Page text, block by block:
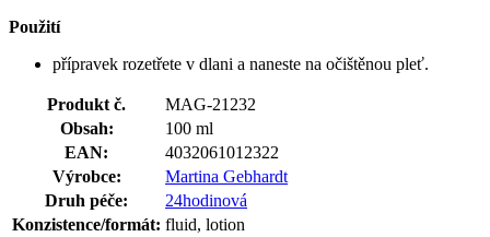
Použití
přípravek rozetřete v dlani a naneste na očištěnou pleť.
Produkt č.
MAG-21232
Obsah:
100 ml
EAN:
4032061012322
Výrobce:
Martina Gebhardt
Druh péče:
24hodinová
Konzistence/formát: fluid, lotion